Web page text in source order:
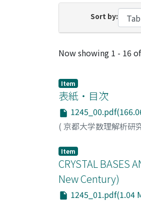
Sort by:
Recent
Now showing 1 - 16
Item
表紙・目次
( 京都大学数理解析研
Item
CRYSTAL BASES
New Century)
1245_01.pdf(1.04